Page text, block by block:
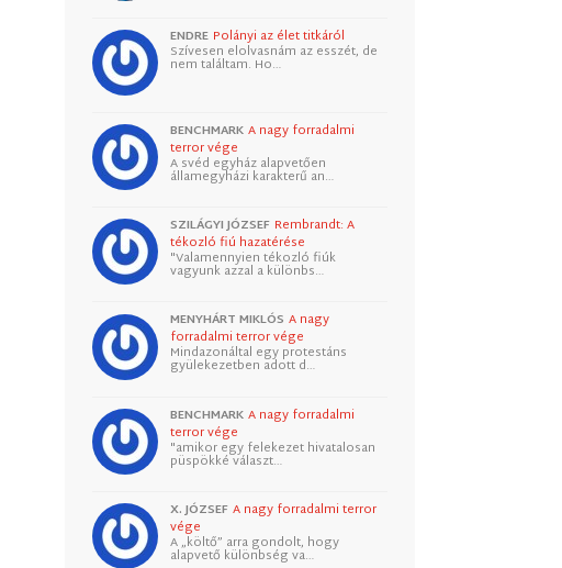
ENDRE Polányi az élet titkáról
Szívesen elolvasnám az esszét, de
nem találtam. Ho…
BENCHMARK A nagy forradalmi
terror vége
A svéd egyház alapvetően
államegyházi karakterű an…
SZILÁGYI JÓZSEF Rembrandt: A
tékozló fiú hazatérése
"Valamennyien tékozló fiúk
vagyunk azzal a különbs…
MENYHÁRT MIKLÓS A nagy
forradalmi terror vége
Mindazonáltal egy protestáns
gyülekezetben adott d…
BENCHMARK A nagy forradalmi
terror vége
"amikor egy felekezet hivatalosan
püspökké választ…
X. JÓZSEF A nagy forradalmi terror
vége
A „költő” arra gondolt, hogy
alapvető különbség va…